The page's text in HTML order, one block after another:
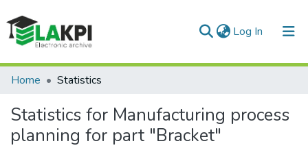
Log In (current)
Communities & Collections
All of DSpace
Home Statistics
Statistics for Manufacturing process
planning for part "Bracket"